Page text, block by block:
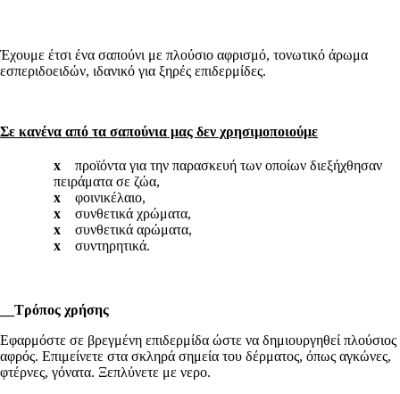
Έχουμε έτσι ένα σαπούνι με πλούσιο αφρισμό, τονωτικό άρωμα
εσπεριδοειδών, ιδανικό για ξηρές επιδερμίδες.
Σε κανένα από τα σαπούνια μας δεν χρησιμοποιούμε
x προϊόντα για την παρασκευή των οποίων διεξήχθησαν
πειράματα σε ζώα,
x φοινικέλαιο,
x συνθετικά χρώματα,
x συνθετικά αρώματα,
x συντηρητικά.
Τρόπος χρήσης
Εφαρμόστε σε βρεγμένη επιδερμίδα ώστε να δημιουργηθεί πλούσιος
αφρός. Επιμείνετε στα σκληρά σημεία του δέρματος, όπως αγκώνες,
φτέρνες, γόνατα. Ξεπλύνετε με νερο.